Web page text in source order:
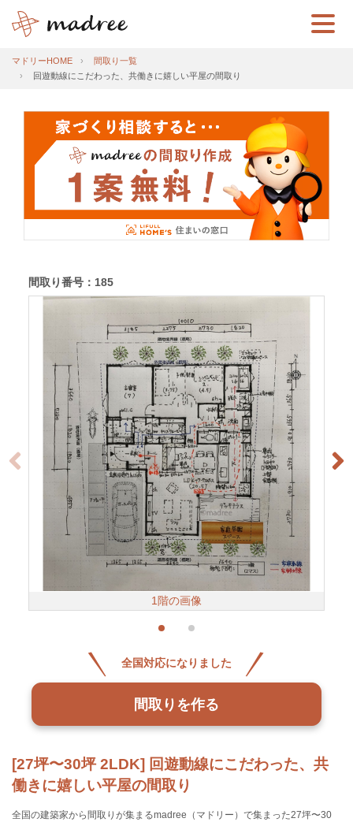
マドリーHOME
間取り一覧
回遊動線にこだわった、共働きに嬉しい平屋の間取り
[27坪〜30坪 2LDK] 回遊動線にこだわった、共
働きに嬉しい平屋の間取り
全国の建築家から間取りが集まるmadree（マドリー）で集まった27坪〜30
間取り番号：185
1階の画像
全国対応になりました
間取りを作る